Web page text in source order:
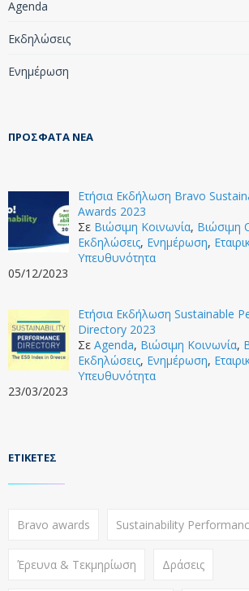
Agenda
Εκδηλώσεις
Ενημέρωση
ΠΡΌΣΦΑΤΑ ΝΈΑ
Ετήσια Εκδήλωση Bravo
Awards 2023
Σε Βιώσιμη Κοινωνία, Βιώσιμη
Εκδηλώσεις, Ενημέρωση,
Υπευθυνότητα
05/12/2023
Ετήσια Εκδήλωση Sustainable
Directory 2023
Σε Agenda, Βιώσιμη Κοινωνία,
Εκδηλώσεις, Ενημέρωση,
Υπευθυνότητα
23/03/2023
ΕΤΙΚΈΤΕΣ
Bravo awards Sustainability
Έρευνα & Τεκμηρίωση Δράσεις